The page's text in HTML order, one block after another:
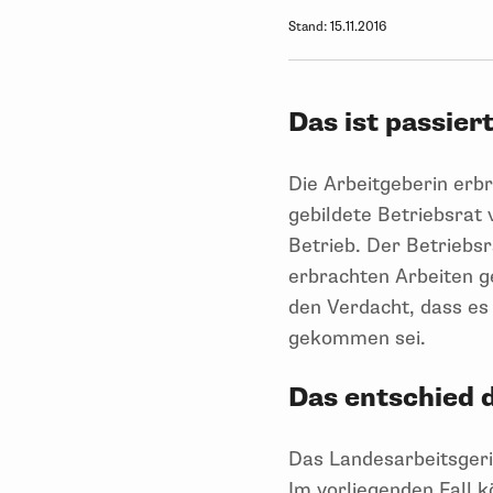
Stand: 15.11.2016
Das ist
Die Arbeitgeberin
gebildete Betriebsrat
Betrieb. Der
erbrachten Arbeiten
den Verdacht, dass
gekommen sei.
Das entschied
Das